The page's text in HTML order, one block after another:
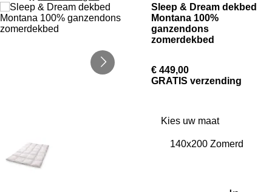
Sleep & Dream dekbed
Montana 100%
ganzendons
zomerdekbed
€ 449,00
GRATIS verzending
Kies uw maat